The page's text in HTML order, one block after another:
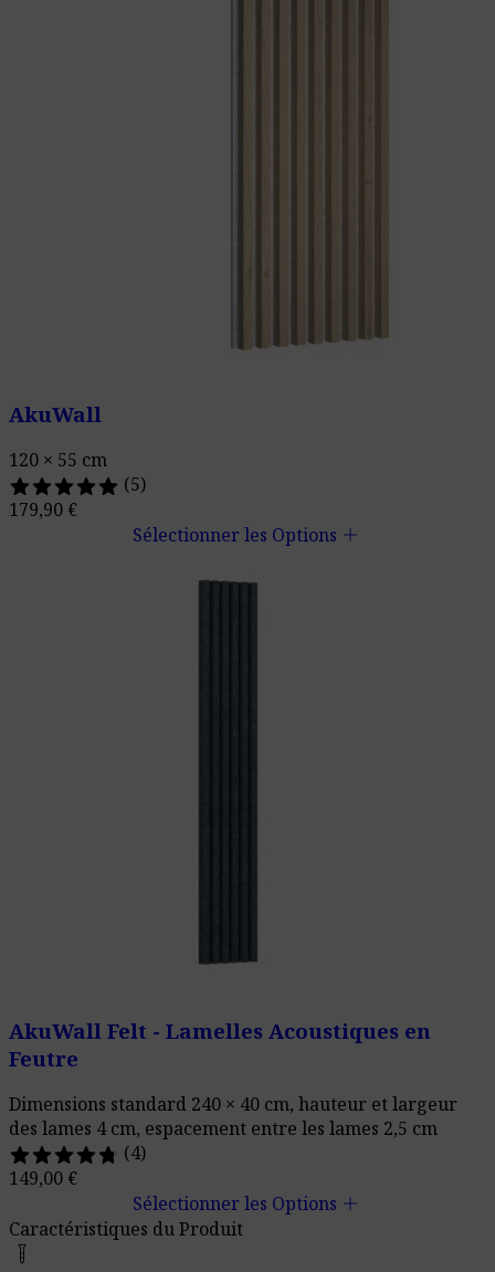
AkuWall
120 × 55 cm
(5)
179,90 €
Sélectionner les Options add
AkuWall Felt - Lamelles Acoustiques en
Feutre
Dimensions standard 240 × 40 cm, hauteur et largeur
des lames 4 cm, espacement entre les lames 2,5 cm
(4)
149,00 €
Sélectionner les Options add
Caractéristiques du Produit
home_improvement_and_tools